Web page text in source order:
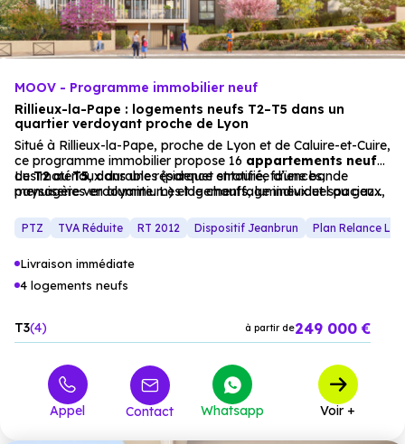
MOOV - Programme immobilier neuf
Rillieux-la-Pape : logements neufs T2–T5 dans un
quartier verdoyant proche de Lyon
Situé à Rillieux-la-Pape, proche de Lyon et de Caluire-et-Cuire,
ce programme immobilier propose 16 appartements neufs
duT2auT5, dans une résidence entourée d’une bande
paysagère verdoyante. Les logements, lumineux et spacieux,
extérieurs (loggias, terrasses, jardins).
Les matériaux durables (parquet stratifié, faïences,
menuiseries en aluminium) et le chauffage individuel au gaz
sous-sol complète l’offre, pour une résidence principale ou un
investissement locatif réussi.
PTZ TVA Réduite RT 2012 Dispositif Jeanbrun Plan Relance
Livraison immédiate
4 logements neufs
T3 4 à partir de249 000 €
Appel Contact Whatsapp Voir +